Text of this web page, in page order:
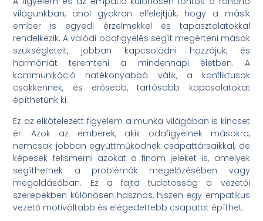
világunkban, ahol gyakran elfelejtjük, hogy a másik
ember is egyedi érzelmekkel és tapasztalatokkal
rendelkezik. A valódi odafigyelés segít megérteni mások
szükségleteit, jobban kapcsolódni hozzájuk, és
harmóniát teremteni a mindennapi életben. A
kommunikáció hatékonyabbá válik, a konfliktusok
csökkennek, és erősebb, tartósabb kapcsolatokat
építhetünk ki.
Ez az elkötelezett figyelem a munka világában is kincset
ér. Azok az emberek, akik odafigyelnek másokra,
nemcsak jobban együttműködnek csapattársaikkal, de
képesek felismerni azokat a finom jeleket is, amelyek
segíthetnek a problémák megelőzésében vagy
megoldásában. Ez a fajta tudatosság a vezetői
szerepekben különösen hasznos, hiszen egy empatikus
vezető motiváltabb és elégedettebb csapatot építhet.